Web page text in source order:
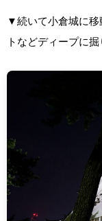
▼続いて小倉城に移
トなどディープに掘